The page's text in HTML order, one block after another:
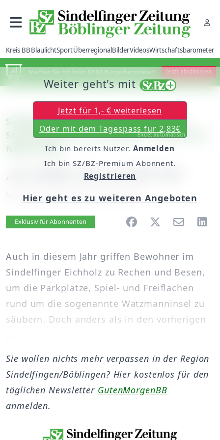
Kreis BBBlaulichtSportÜberregionalBilderVideosWirtschaftsbarometer
Machen Sie mit beim SZ/BZ-Bürgerbarometer! Jetzt abstimmen
Sindelfingen: Freiwillige organisierten
Stadtteilputzete im Eichholz / Einstand für
Nikola Jung
„So sauber war es noch nie“
Montag, 16. April 2012, 00:00 Uhr
Artikel vorlesen
Exklusiv für Abonnenten
Auch in diesem Jahr griffen Bewohner im
Sindelfinger Eichholz zu Rechen und Besen,
um die Parkplätze, Spiel- und Freiflächen
rund um die sogenannte Watzmanninsel zu
säubern. Doch anders als in den vorherigen
Weiter geht's mit
Jetzt für 1,- € weiterlesen
Oder mit dem Tagespass für 2,83€
endet automatisch
Ich bin bereits Nutzer. Anmelden
Ich bin SZ/BZ-Premium Abonnent.
Registrieren
Hier geht es zu weiteren Angeboten
Sie wollen nichts mehr verpassen in der Region
Sindelfingen/Böblingen? Hier kostenlos für den
täglichen Newsletter GutenMorgenBB
anmelden.